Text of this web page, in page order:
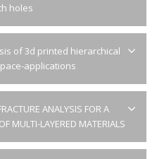
holes
of 3d printed hierarchical
applications
ANALYSIS FOR A
MULTI-LAYERED MATERIALS